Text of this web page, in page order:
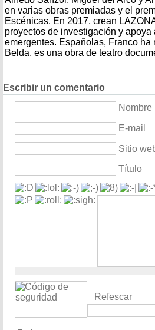
en varias obras premiadas y el
Escénicas. En 2017, crean
proyectos de investigación y
emergentes. Españolas, Franco
Belda, es una obra de teatro
Escribir un comentario
Nombre
E-mail
Sitio
Título
Refescar